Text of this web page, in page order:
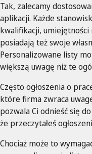
Tak, zalecamy
aplikacji. Każde
kwalifikacji, umiejętności
posiadają też swoje
Personalizowane listy
większą uwagę niż te
Często ogłoszenia o
które firma zwraca
pozwala Ci odnieść się
że przeczytałeś
Chociaż może to